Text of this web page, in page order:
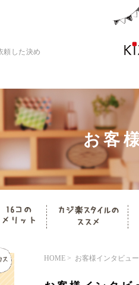
頼した決め
お客
HOME > お客様インタビュー